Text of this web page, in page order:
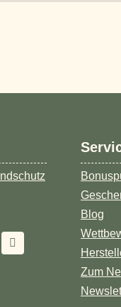
Blog
Zum